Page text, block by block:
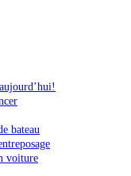
bateau
voiture